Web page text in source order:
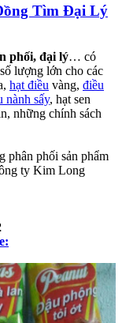
Tìm Đại Lý
phối, đại lý… có
lượng lớn cho các
hạt điều vàng, điều
nành sấy, hạt sen
những chính sách
phân phối sản phẩm
ty Kim Long